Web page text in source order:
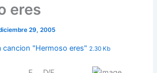
eres
29, 2005
cancion "Hermoso eres"2.30 Kb